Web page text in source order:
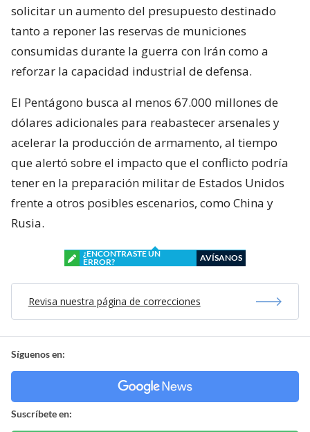
solicitar un aumento del presupuesto destinado
tanto a reponer las reservas de municiones
consumidas durante la guerra con Irán como a
reforzar la capacidad industrial de defensa.
El Pentágono busca al menos 67.000 millones de
dólares adicionales para reabastecer arsenales y
acelerar la producción de armamento, al tiempo
que alertó sobre el impacto que el conflicto podría
tener en la preparación militar de Estados Unidos
frente a otros posibles escenarios, como China y
Rusia.
¿ENCONTRASTE UN
ERROR?
AVÍSANOS
Revisa nuestra página de correcciones
Síguenos en:
Suscríbete en: